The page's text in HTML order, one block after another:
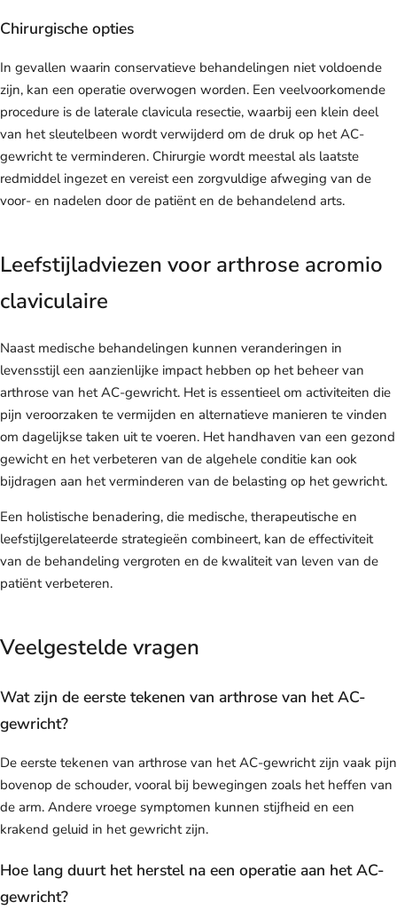
Chirurgische opties
In gevallen waarin conservatieve behandelingen niet voldoende
zijn, kan een operatie overwogen worden. Een veelvoorkomende
procedure is de laterale clavicula resectie, waarbij een klein deel
van het sleutelbeen wordt verwijderd om de druk op het AC-
gewricht te verminderen. Chirurgie wordt meestal als laatste
redmiddel ingezet en vereist een zorgvuldige afweging van de
voor- en nadelen door de patiënt en de behandelend arts.
Leefstijladviezen voor arthrose acromio
claviculaire
Naast medische behandelingen kunnen veranderingen in
levensstijl een aanzienlijke impact hebben op het beheer van
arthrose van het AC-gewricht. Het is essentieel om activiteiten die
pijn veroorzaken te vermijden en alternatieve manieren te vinden
om dagelijkse taken uit te voeren. Het handhaven van een gezond
gewicht en het verbeteren van de algehele conditie kan ook
bijdragen aan het verminderen van de belasting op het gewricht.
Een holistische benadering, die medische, therapeutische en
leefstijlgerelateerde strategieën combineert, kan de effectiviteit
van de behandeling vergroten en de kwaliteit van leven van de
patiënt verbeteren.
Veelgestelde vragen
Wat zijn de eerste tekenen van arthrose van het AC-
gewricht?
De eerste tekenen van arthrose van het AC-gewricht zijn vaak pijn
bovenop de schouder, vooral bij bewegingen zoals het heffen van
de arm. Andere vroege symptomen kunnen stijfheid en een
krakend geluid in het gewricht zijn.
Hoe lang duurt het herstel na een operatie aan het AC-
gewricht?